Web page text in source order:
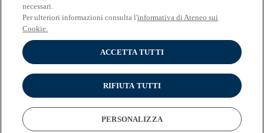
Contatti
Master
© Università Cattolica del Sacro Cuore - Largo A. Gemelli 1, 20123
Milano - PI 02133120150
necessari.
Per ulteriori informazioni consulta l'informativa di Ateneo sui
Cookie.
ACCETTA TUTTI
RIFIUTA TUTTI
PERSONALIZZA